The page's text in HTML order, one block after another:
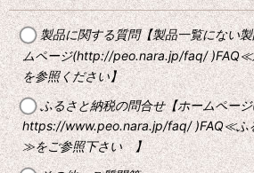
製品に関する質問【製品一覧にない
ムページ(http://peo.nara.jp/faq/
を参照ください】
ふるさと納税の問合せ【ホームペー
https://www.peo.nara.jp/faq/ )FAQ≪ふ
≫をご参照下さい 】